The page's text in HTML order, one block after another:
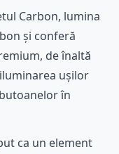
Carbon, lumina
și conferă
de înaltă
ușilor
în
ca un element